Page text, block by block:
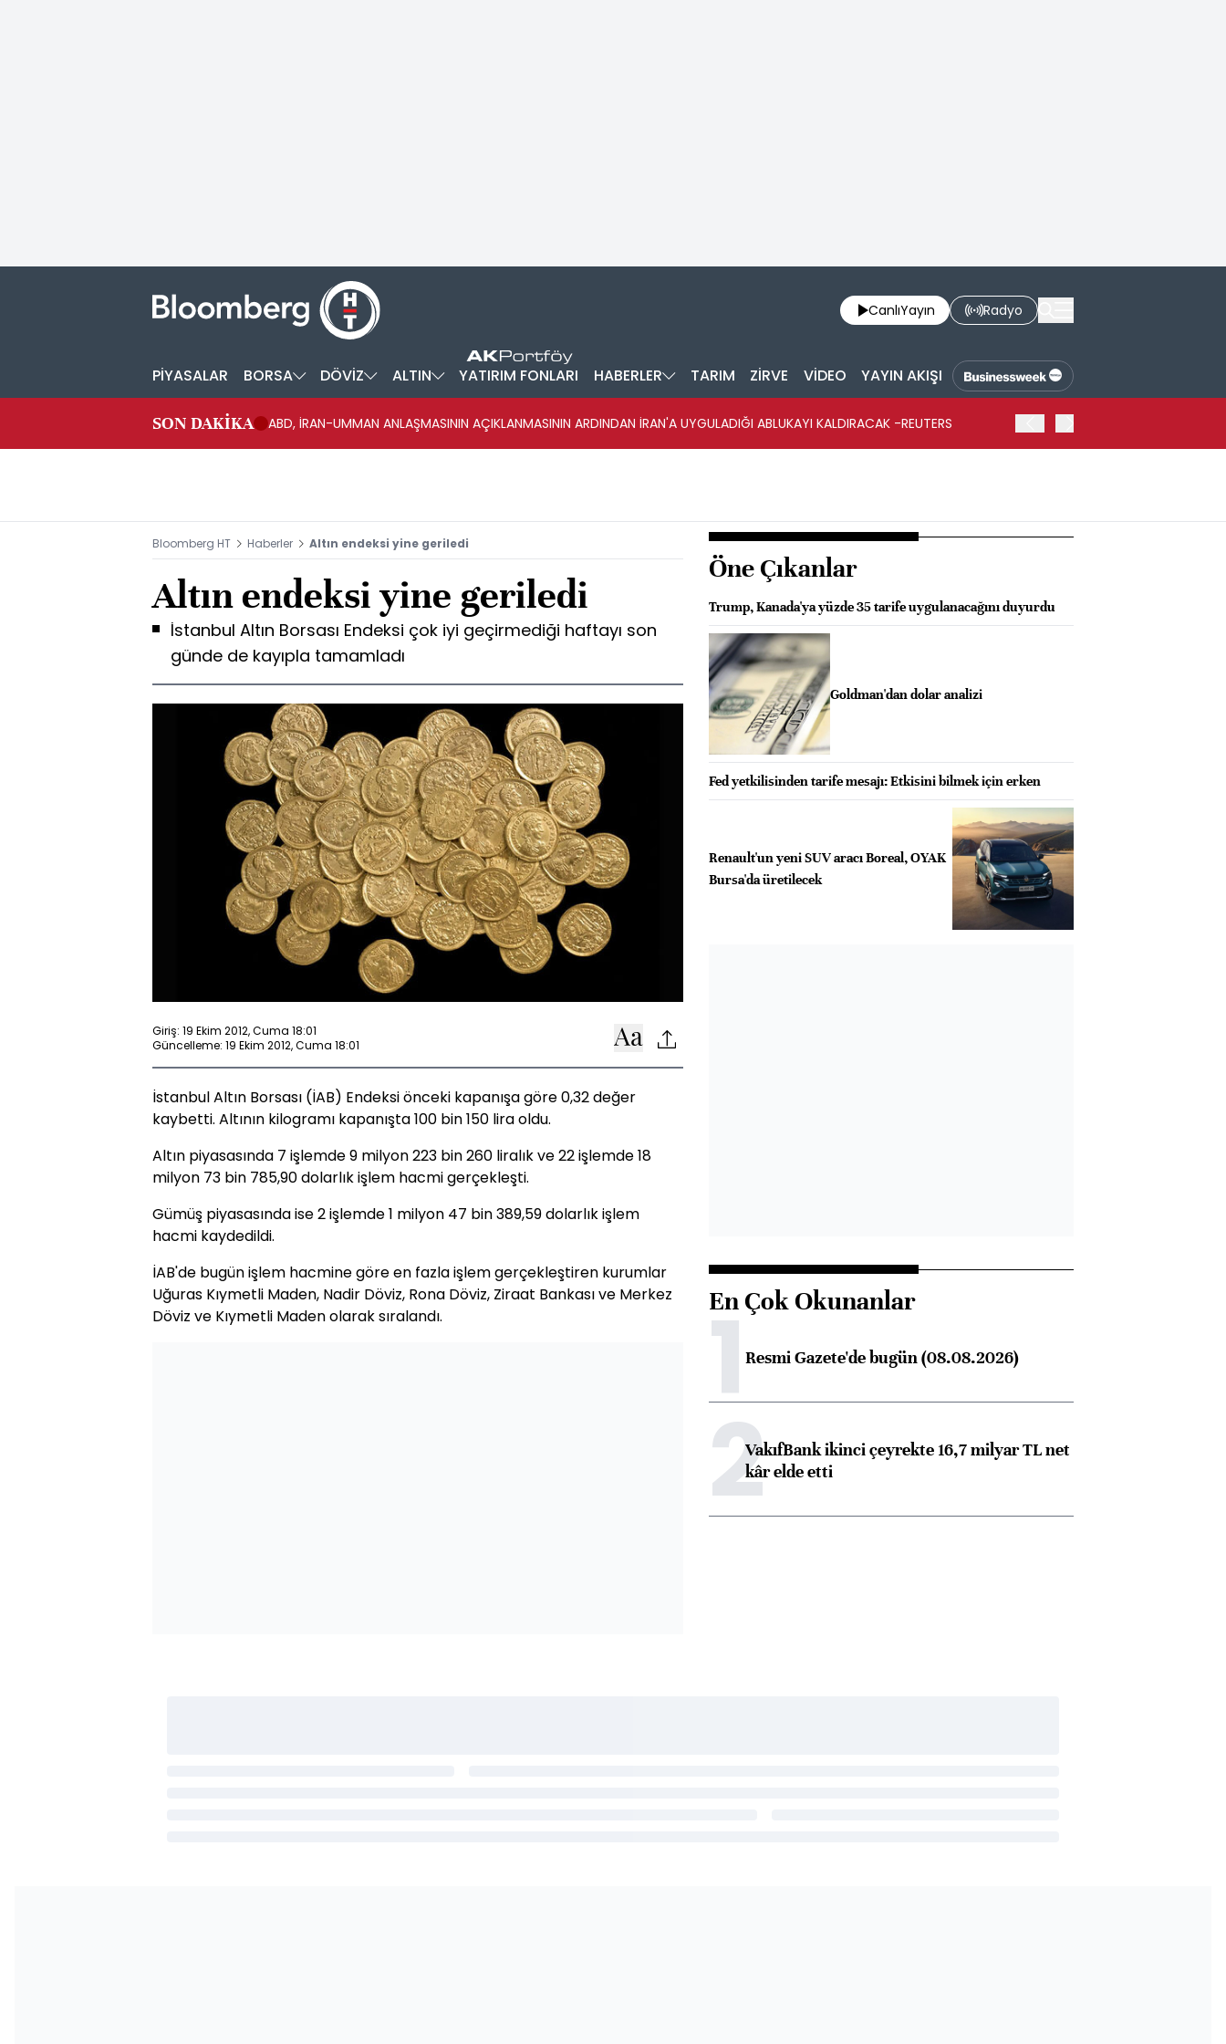
CanlıYayın Radyo
PİYASALAR BORSA DÖVİZ ALTIN YATIRIM FONLARI HABERLER TARIM ZİRVE VİDEO YAYIN AKIŞI
SON DAKİKA ABD, İRAN-UMMAN ANLAŞMASININ AÇIKLANMASININ ARDINDAN İRAN'A UYGULADIĞI ABLUKAYI KALDIRACAK -REUTERS
Bloomberg HT Haberler Altın endeksi yine geriledi
Altın endeksi yine geriledi
İstanbul Altın Borsası Endeksi çok iyi geçirmediği haftayı son
günde de kayıpla tamamladı
Giriş: 19 Ekim 2012, Cuma 18:01
Güncelleme: 19 Ekim 2012, Cuma 18:01
İstanbul Altın Borsası (İAB) Endeksi önceki kapanışa göre 0,32 değer
kaybetti. Altının kilogramı kapanışta 100 bin 150 lira oldu.
Altın piyasasında 7 işlemde 9 milyon 223 bin 260 liralık ve 22 işlemde 18
milyon 73 bin 785,90 dolarlık işlem hacmi gerçekleşti.
Gümüş piyasasında ise 2 işlemde 1 milyon 47 bin 389,59 dolarlık işlem
hacmi kaydedildi.
İAB'de bugün işlem hacmine göre en fazla işlem gerçekleştiren kurumlar
Uğuras Kıymetli Maden, Nadir Döviz, Rona Döviz, Ziraat Bankası ve Merkez
Döviz ve Kıymetli Maden olarak sıralandı.
Öne Çıkanlar
Trump, Kanada'ya yüzde 35 tarife uygulanacağını duyurdu
Goldman'dan dolar analizi
Fed yetkilisinden tarife mesajı: Etkisini bilmek için erken
Renault'un yeni SUV aracı Boreal, OYAK
Bursa'da üretilecek
En Çok Okunanlar
1Resmi Gazete'de bugün (08.08.2026)
2VakıfBank ikinci çeyrekte 16,7 milyar TL net
kâr elde etti